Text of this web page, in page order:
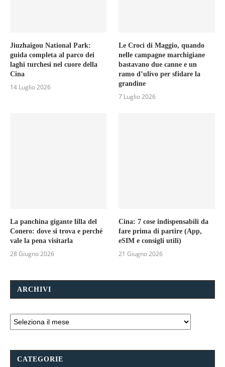
Jiuzhaigou National Park:
guida completa al parco dei
laghi turchesi nel cuore della
Cina
14 Luglio 2026
Le Croci di Maggio, quando
nelle campagne marchigiane
bastavano due canne e un
ramo d’ulivo per sfidare la
grandine
7 Luglio 2026
La panchina gigante lilla del
Conero: dove si trova e perché
vale la pena visitarla
28 Giugno 2026
Cina: 7 cose indispensabili da
fare prima di partire (App,
eSIM e consigli utili)
21 Giugno 2026
ARCHIVI
CATEGORIE